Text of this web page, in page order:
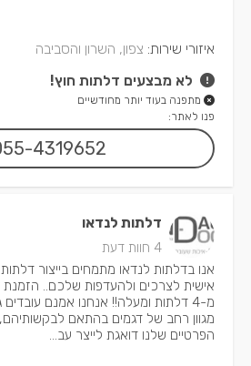
איזורי שירות: צפון, השרון והסביבה
לא מבצעים דלתות חוץ!
מתפנה בעוד יותר מחודשיים
פנו לאתר:
4319652
דלתות לנדאו
4 חוות דעת
אנו בדלתות לנדאו מתמחים בייצור
אישית לצרכים ולהעדפות שלכם..
מ-4 דלתות ומעלה!! אנחנו אמנם
מגוון רחב של דגמים בהתאם
הפרטיים שלנו דואגת לייצר עב...